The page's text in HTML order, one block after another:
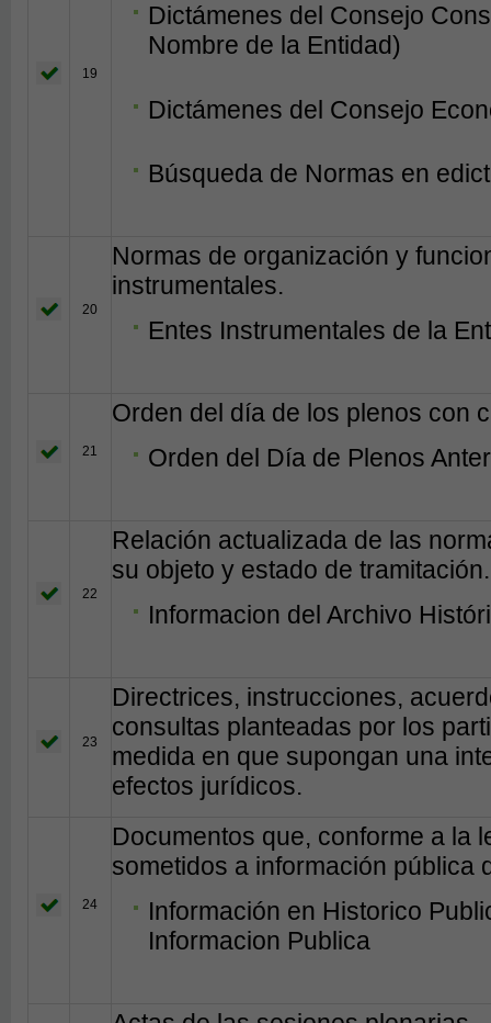
19
Dictámenes del Consejo
Nombre de la Entidad)
Dictámenes del Consejo
Búsqueda de Normas en
20
Normas de organización y
instrumentales.
Entes Instrumentales de la
21
Orden del día de los plenos con
Orden del Día de Plenos
22
Relación actualizada de las
su objeto y estado de tramitación.
Informacion del Archivo
23
Directrices, instrucciones,
consultas planteadas por los
medida en que supongan una
efectos jurídicos.
24
Documentos que, conforme a la
sometidos a información pública
Información en Historico
Informacion Publica